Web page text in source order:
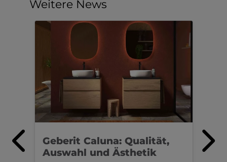
Weitere News
Geberit Caluna: Qualität,
Auswahl und Ästhetik